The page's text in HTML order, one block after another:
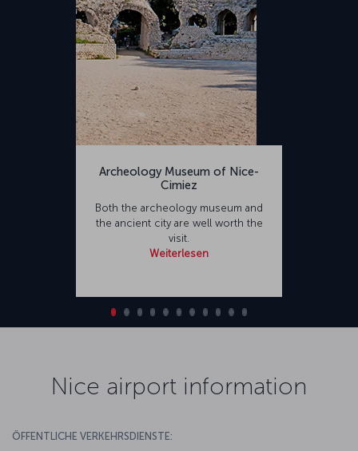
Archeology Museum of Nice-
Cimiez
Both the archeology museum and
the ancient city are well worth the
visit.
Weiterlesen
Nice airport information
ÖFFENTLICHE VERKEHRSDIENSTE: